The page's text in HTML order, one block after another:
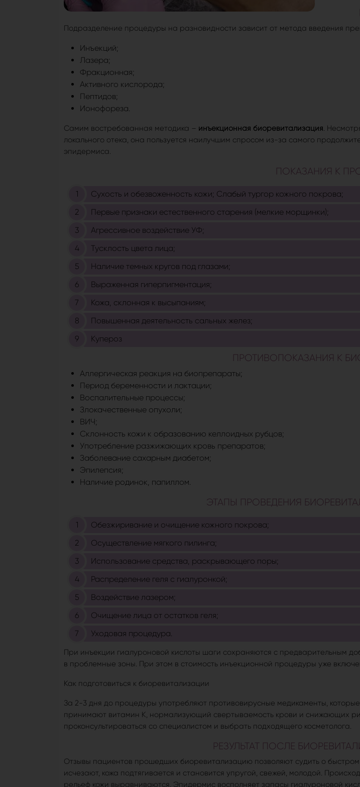
Подразделение процедуры на разновидности зависит от метода введения
Инъекций;
Лазера;
Фракционная;
Активного кислорода;
Пептидов;
Ионофореза.
Самим востребованная методика – инъекционная биоревитализация.
локального отека, она пользуется наилучшим спросом из-за самого
эпидермиса.
ПОКАЗАНИЯ К
Сухость и обезвоженность кожи; Слабый тургор кожного покрова;
Первые признаки естественного старения (мелкие морщинки);
Агрессивное воздействие УФ;
Тусклость цвета лица;
Наличие темных кругов под глазами;
Выраженная гиперпигментация;
Кожа, склонная к высыпаниям;
Повышенная деятельность сальных желез;
Купероз
ПРОТИВОПОКАЗАНИЯ К
Аллергическая реакция на биопрепараты;
Период беременности и лактации;
Воспалительные процессы;
Злокачественные опухоли;
ВИЧ;
Склонность кожи к образованию келлоидных рубцов;
Употребление разжижающих кровь препаратов;
Заболевание сахарным диабетом;
Эпилепсия;
Наличие родинок, папиллом.
ЭТАПЫ ПРОВЕДЕНИЯ
Обезжиривание и очищение кожного покрова;
Осуществление мягкого пилинга;
Использование средства, раскрывающего поры;
Распределение геля с гиалуронкой;
Воздействие лазером;
Очищение лица от остатков геля;
Уходовая процедура.
При инъекции гиалуроновой кислоты шаги сохраняются с предварительным
в проблемные зоны. При этом в стоимость инъекционной процедуры уже
Как подготовиться к биоревитализации
За 2-3 дня до процедуры употребляют противовирусные медикаменты,
принимают витамин K, нормализующий свертываемость крови и снижающих
проконсультироваться со специалистом и выбрать подходящего косметолога.
РЕЗУЛЬТАТ ПОСЛЕ
Отзывы пациентов прошедших биоревитализацию позволяют судить о
исчезают, кожа подтягивается и становится упругой, свежей, молодой.
рельеф кожи выравниваются. Эпидермис восполняет запасы гиалуроновой